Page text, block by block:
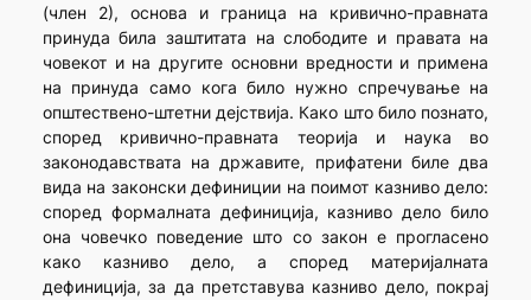
(член 2), основа и граница на кривично-правната
принуда била заштитата на слободите и правата на
човекот и на другите основни вредности и примена
на принуда само кога било нужно спречување на
општествено-штетни дејствија. Како што било познато,
според кривично-правната теорија и наука во
законодавствата на државите, прифатени биле два
вида на законски дефиниции на поимот казниво дело:
според формалната дефиниција, казниво дело било
она човечко поведение што со закон е прогласено
како казниво дело, а според материјалната
дефиниција, за да претставува казниво дело, покрај